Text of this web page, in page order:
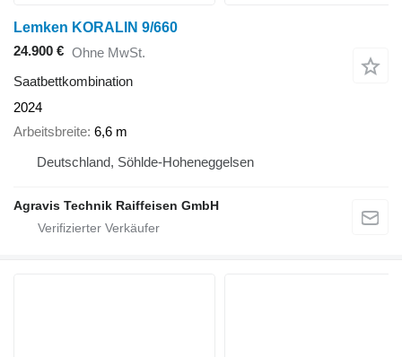
Lemken KORALIN 9/660
24.900 € Ohne MwSt.
Saatbettkombination
2024
Arbeitsbreite 6,6 m
Deutschland, Söhlde-Hoheneggelsen
Agravis Technik Raiffeisen GmbH